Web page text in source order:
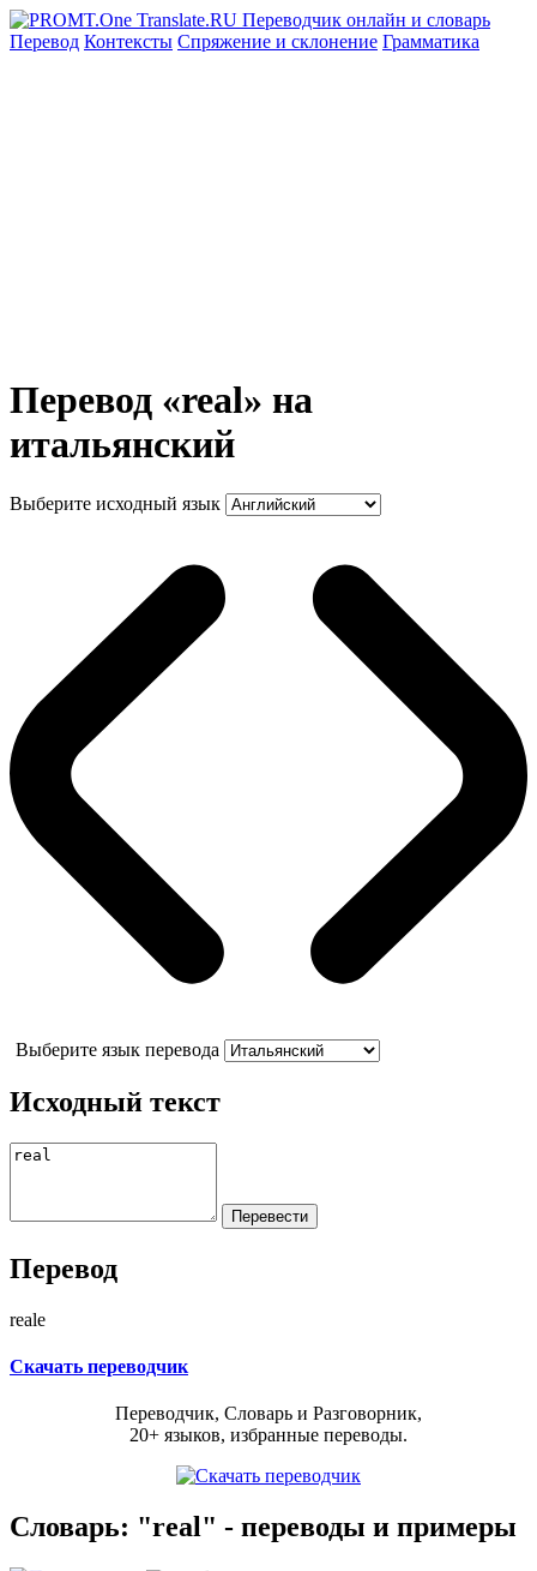
Перевод Контексты Спряжение и склонение Грамматика
Перевод «real» на
итальянский
Выберите исходный язык
Выберите язык перевода
Исходный текст
Перевод
reale
Скачать переводчик
Переводчик, Словарь и Разговорник,
20+ языков, избранные переводы.
Словарь: "real" - переводы и примеры